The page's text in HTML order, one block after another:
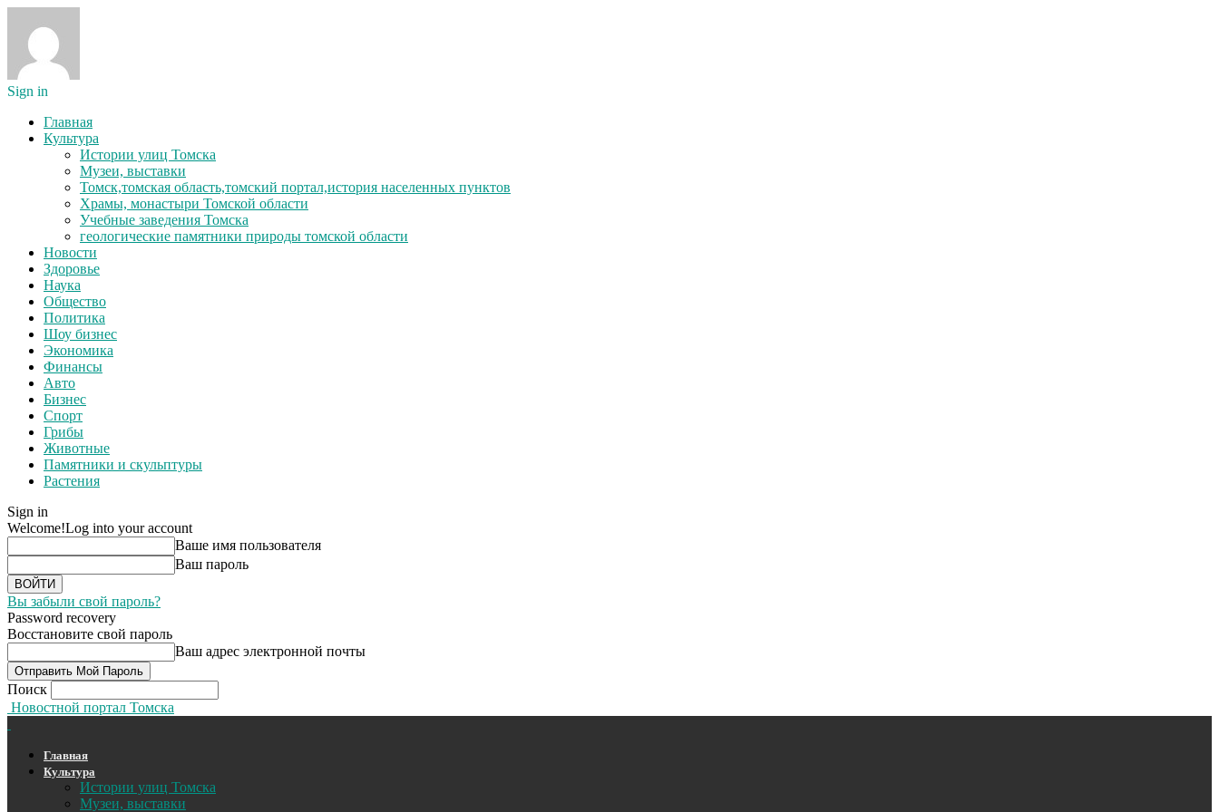
Sign in
Главная
Культура
Истории улиц Томска
Музеи, выставки
Томск,томская область,томский портал,история населенных пунктов
Храмы, монастыри Томской области
Учебные заведения Томска
геологические памятники природы томской области
Новости
Здоровье
Наука
Общество
Политика
Шоу бизнес
Экономика
Финансы
Авто
Бизнес
Спорт
Грибы
Животные
Памятники и скульптуры
Растения
Sign in
Welcome!Log into your account
Ваше имя пользователя
Ваш пароль
Вы забыли свой пароль?
Password recovery
Восстановите свой пароль
Ваш адрес электронной почты
Поиск
Новостной портал Томска
Главная
Культура
Истории улиц Томска
Музеи, выставки